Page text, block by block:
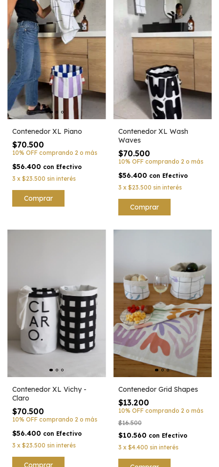
Contenedor XL Piano
$70.500
10% OFF comprando 2 o más
$56.400 con Efectivo
3 x $23.500 sin interés
Contenedor XL Wash
Waves
$70.500
10% OFF comprando 2 o más
$56.400 con Efectivo
3 x $23.500 sin interés
Contenedor XL Vichy -
Claro
$70.500
10% OFF comprando 2 o más
$56.400 con Efectivo
3 x $23.500 sin interés
Contenedor Grid Shapes
$13.200
10% OFF comprando 2 o más
$16.500
$10.560 con Efectivo
3 x $4.400 sin interés